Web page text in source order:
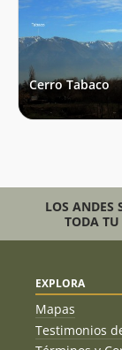
Cerro Tabaco
LOS ANDES
TODA TU
EXPLORA
Mapas
Testimonios